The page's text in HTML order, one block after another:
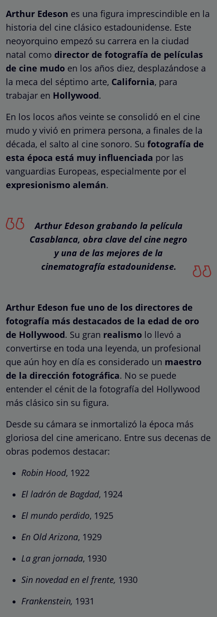
Arthur Edeson es una figura imprescindible en la
historia del cine clásico estadounidense. Este
neoyorquino empezó su carrera en la ciudad
natal como director de fotografía de películas
de cine mudo en los años diez, desplazándose a
la meca del séptimo arte, California, para
trabajar en Hollywood.
En los locos años veinte se consolidó en el cine
mudo y vivió en primera persona, a finales de la
década, el salto al cine sonoro. Su fotografía de
esta época está muy influenciada por las
vanguardias Europeas, especialmente por el
expresionismo alemán.
Arthur Edeson grabando la película
Casablanca, obra clave del cine negro
y una de las mejores de la
cinematografía estadounidense.
Arthur Edeson fue uno de los directores de
fotografía más destacados de la edad de oro
de Hollywood. Su gran realismo lo llevó a
convertirse en toda una leyenda, un profesional
que aún hoy en día es considerado un maestro
de la dirección fotográfica. No se puede
entender el cénit de la fotografía del Hollywood
más clásico sin su figura.
Desde su cámara se inmortalizó la época más
gloriosa del cine americano. Entre sus decenas de
obras podemos destacar:
Robin Hood, 1922
El ladrón de Bagdad, 1924
El mundo perdido, 1925
En Old Arizona, 1929
La gran jornada, 1930
Sin novedad en el frente, 1930
Frankenstein, 1931